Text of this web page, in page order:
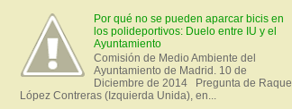
Por qué no se pueden aparcar bicis en
los polideportivos: Duelo entre IU y el
Ayuntamiento
Comisión de Medio Ambiente del
Ayuntamiento de Madrid. 10 de
Diciembre de 2014 Pregunta de Raquel
López Contreras (Izquierda Unida), en...